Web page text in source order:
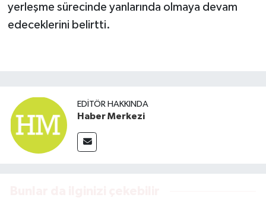
yerleşme sürecinde yanlarında olmaya devam
edeceklerini belirtti.
EDITÖR HAKKINDA
Haber Merkezi